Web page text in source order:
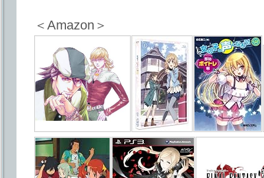
＜Amazon＞